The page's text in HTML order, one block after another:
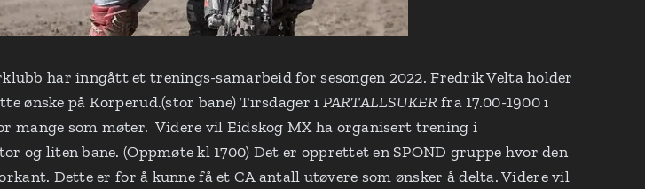
har inngått et trenings-samarbeid for sesongen 2022. Fredrik Velta holder
ønske på Korperud.(stor bane) Tirsdager i PARTALLSUKERfra 17.00-1900 i
mange som møter. Videre vil Eidskog MX ha organisert trening i
og liten bane. (Oppmøte kl 1700) Det er opprettet en SPOND gruppe hvor den
Dette er for å kunne få et CA antall utøvere som ønsker å delta. Videre vil